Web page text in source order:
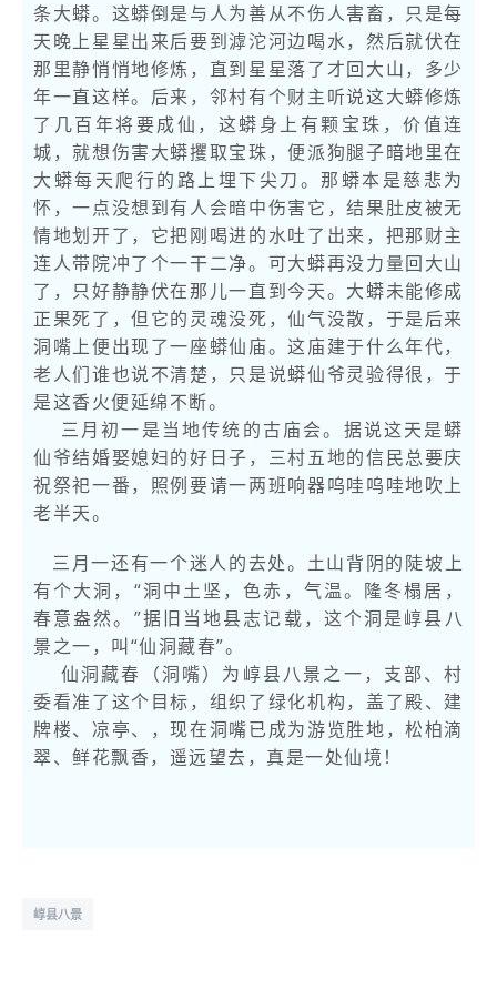
条大蟒。这蟒倒是与人为善从不伤人害畜，只是每
天晚上星星出来后要到滹沱河边喝水，然后就伏在
那里静悄悄地修炼，直到星星落了才回大山，多少
年一直这样。后来，邻村有个财主听说这大蟒修炼
了几百年将要成仙，这蟒身上有颗宝珠，价值连
城，就想伤害大蟒攫取宝珠，便派狗腿子暗地里在
大蟒每天爬行的路上埋下尖刀。那蟒本是慈悲为
怀，一点没想到有人会暗中伤害它，结果肚皮被无
情地划开了，它把刚喝进的水吐了出来，把那财主
连人带院冲了个一干二净。可大蟒再没力量回大山
了，只好静静伏在那儿一直到今天。大蟒未能修成
正果死了，但它的灵魂没死，仙气没散，于是后来
洞嘴上便出现了一座蟒仙庙。这庙建于什么年代，
老人们谁也说不清楚，只是说蟒仙爷灵验得很，于
是这香火便延绵不断。
三月初一是当地传统的古庙会。据说这天是蟒
仙爷结婚娶媳妇的好日子，三村五地的信民总要庆
祝祭祀一番，照例要请一两班响器呜哇呜哇地吹上
老半天。
三月一还有一个迷人的去处。土山背阴的陡坡上
有个大洞，“洞中土坚，色赤，气温。隆冬榻居，
春意盎然。”据旧当地县志记载，这个洞是崞县八
景之一，叫“仙洞藏春”。
仙洞藏春（洞嘴）为崞县八景之一，支部、村
委看准了这个目标，组织了绿化机构，盖了殿、建
牌楼、凉亭、，现在洞嘴已成为游览胜地，松柏滴
翠、鲜花飘香，遥远望去，真是一处仙境！
崞县八景